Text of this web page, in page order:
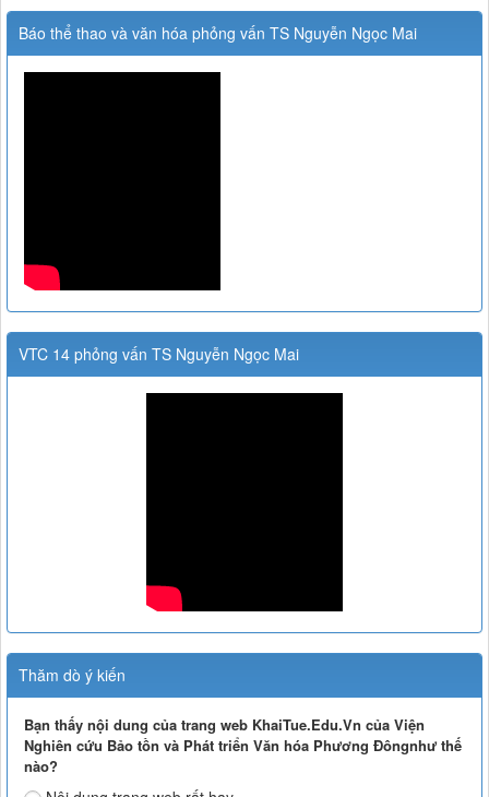
Báo thể thao và văn hóa phỏng vấn TS Nguyễn Ngọc Mai
VTC 14 phỏng vấn TS Nguyễn Ngọc Mai
Thăm dò ý kiến
Bạn thấy nội dung của trang web KhaiTue.Edu.Vn của Viện
Nghiên cứu Bảo tồn và Phát triển Văn hóa Phương Đôngnhư thế
nào?